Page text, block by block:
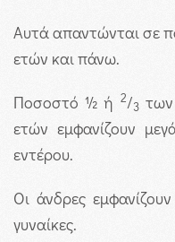
Αυτά απαντώνται σε
ετών και πάνω.
Ποσοστό ½ ή 2/3των
ετών εμφανίζουν
εντέρου.
Οι άνδρες
γυναίκες.